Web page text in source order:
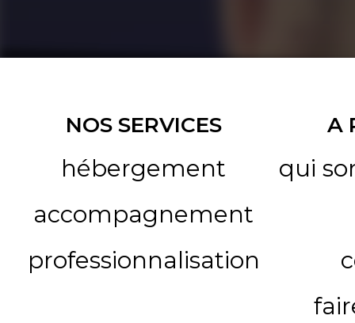
NOS SERVICES
hébergement
accompagnement
professionnalisation
A
qui